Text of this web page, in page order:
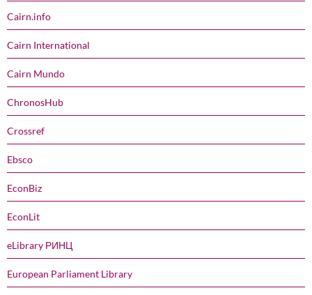
Cairn.info
Cairn International
Cairn Mundo
ChronosHub
Crossref
Ebsco
EconBiz
EconLit
eLibrary РИНЦ
European Parliament Library